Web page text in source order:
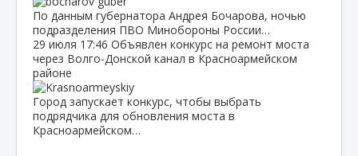
По данным губернатора Андрея Бочарова, ночью
подразделения ПВО Минобороны России…
29 июля 17:46 Объявлен конкурс на ремонт моста
через Волго‑Донской канал в Красноармейском
районе
Город запускает конкурс, чтобы выбрать
подрядчика для обновления моста в
Красноармейском…